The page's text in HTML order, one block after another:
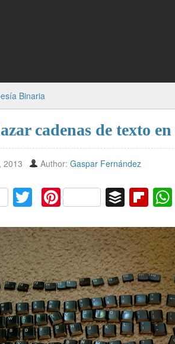
Binaria
cadenas de texto
2013 Author: Gaspar Fernández
T
itt
er
Pi
er
e
st
B
f
er
Fl
b
o
ar
d